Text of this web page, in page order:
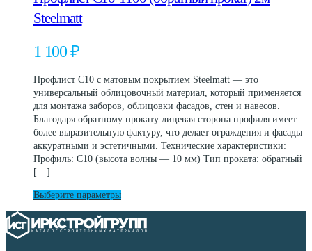
несколько
странице
Steelmatt
1 100₽
Профлист С10 с матовым покрытием Steelmatt — это
универсальный облицовочный материал, который применяется
для монтажа заборов, облицовки фасадов, стен и навесов.
Благодаря обратному прокату лицевая сторона профиля имеет
более выразительную фактуру, что делает ограждения и фасады
аккуратными и эстетичными. Технические характеристики:
Профиль: С10 (высота волны — 10 мм) Тип проката: обратный
[…]
Выберите параметрыЭтот
имеет
несколько